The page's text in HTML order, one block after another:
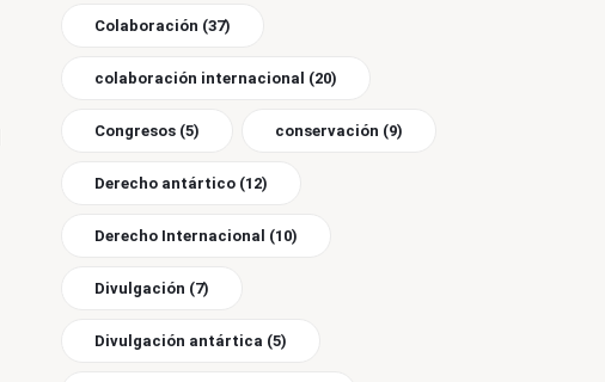
Colaboración (37)
colaboración internacional (20)
Congresos (5) conservación (9)
Derecho antártico (12)
Derecho Internacional (10)
Divulgación (7)
Divulgación antártica (5)